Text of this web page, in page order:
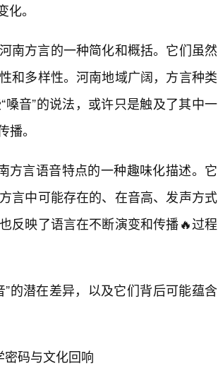
。
南方言的一种简化和概括。它们虽然
和多样性。河南地域广阔，方言种类
音”的说法，或许只是触及了其中一
。
方言语音特点的一种趣味化描述。它
言中可能存在的、在音高、发声方式
反映了语言在不断演变和传播🔥过程
的潜在差异，以及它们背后可能蕴含
密码与文化回响